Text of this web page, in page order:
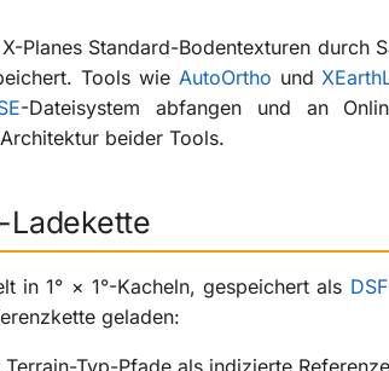
Planes Standard-Bodentexturen
Tools wie AutoOrtho und
-Dateisystem abfangen und an
beider Tools.
Ladekette
in 1° × 1°-Kacheln, gespeichert als DSF
geladen:
Typ-Pfade als indizierte